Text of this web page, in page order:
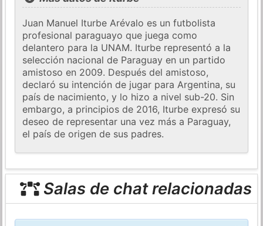
Juan Manuel Iturbe Arévalo es un futbolista
profesional paraguayo que juega como
delantero para la UNAM. Iturbe representó a la
selección nacional de Paraguay en un partido
amistoso en 2009. Después del amistoso,
declaró su intención de jugar para Argentina, su
país de nacimiento, y lo hizo a nivel sub-20. Sin
embargo, a principios de 2016, Iturbe expresó su
deseo de representar una vez más a Paraguay,
el país de origen de sus padres.
Salas de chat relacionadas